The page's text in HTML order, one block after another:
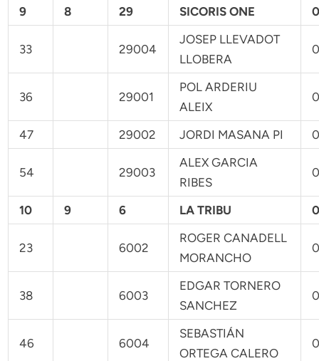
9 8 29 SICORIS ONE
33 29004
JOSEP LLEVADOT
LLOBERA
36 29001
POL ARDERIU
ALEIX
47 29002 JORDI MASANA PI
54 29003
ALEX GARCIA
RIBES
10 9 6 LA TRIBU
23 6002
ROGER CANADELL
MORANCHO
38 6003
EDGAR TORNERO
SANCHEZ
46 6004
SEBASTIÁN
ORTEGA CALERO